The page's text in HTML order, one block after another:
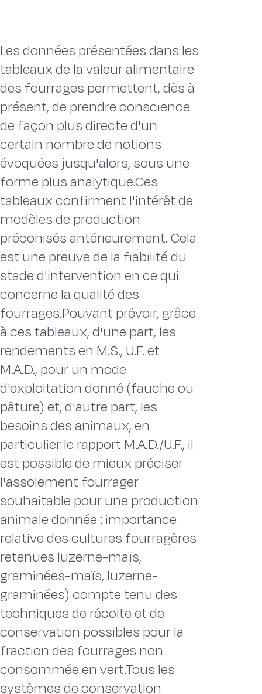
Les données présentées dans les
tableaux de la valeur alimentaire
des fourrages permettent, dès à
présent, de prendre conscience
de façon plus directe d'un
certain nombre de notions
évoquées jusqu'alors, sous une
forme plus analytique.Ces
tableaux confirment l'intérêt de
modèles de production
préconisés antérieurement. Cela
est une preuve de la fiabilité du
stade d'intervention en ce qui
concerne la qualité des
fourrages.Pouvant prévoir, grâce
à ces tableaux, d'une part, les
rendements en M.S., U.F. et
M.A.D., pour un mode
d'exploitation donné (fauche ou
pâture) et, d'autre part, les
besoins des animaux, en
particulier le rapport M.A.D./U.F., il
est possible de mieux préciser
l'assolement fourrager
souhaitable pour une production
animale donnée : importance
relative des cultures fourragères
retenues luzerne-maïs,
graminées-maïs, luzerne-
graminées) compte tenu des
techniques de récolte et de
conservation possibles pour la
fraction des fourrages non
consommée en vert.Tous les
systèmes de conservation